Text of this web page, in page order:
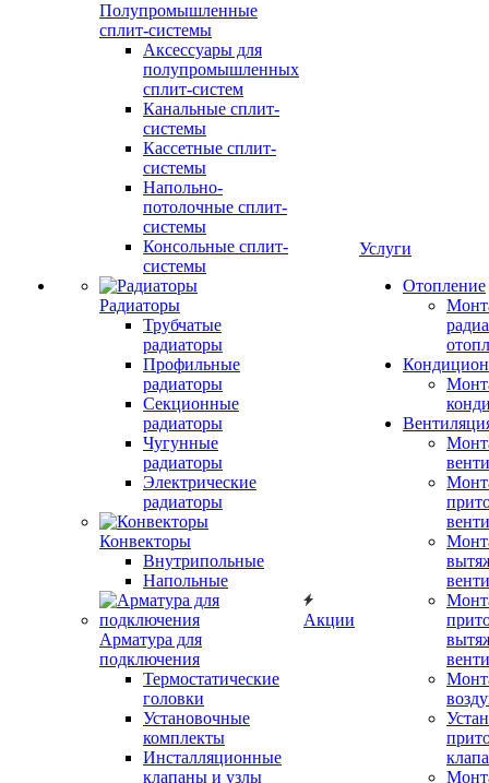
Полупромышленные
сплит-системы
Аксессуары для
полупромышленных
сплит-систем
Канальные сплит-
системы
Кассетные сплит-
системы
Напольно-
потолочные сплит-
системы
Консольные сплит-
системы
Радиаторы
Трубчатые
радиаторы
Профильные
радиаторы
Секционные
радиаторы
Чугунные
радиаторы
Электрические
радиаторы
Конвекторы
Внутрипольные
Напольные
Арматура для
подключения
Термостатические
головки
Установочные
комплекты
Инсталляционные
клапаны и узлы
Акции
Услуги
Отопление